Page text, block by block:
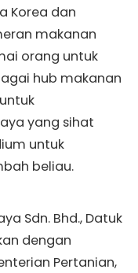
Korea dan
makanan
orang untuk
hub makanan
yang sihat
untuk
beliau.
Sdn. Bhd., Datuk
dengan
Pertanian,